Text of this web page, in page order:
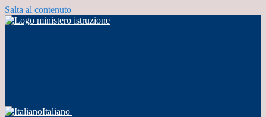
Salta al contenuto
Italiano